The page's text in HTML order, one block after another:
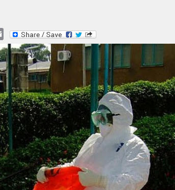
Email